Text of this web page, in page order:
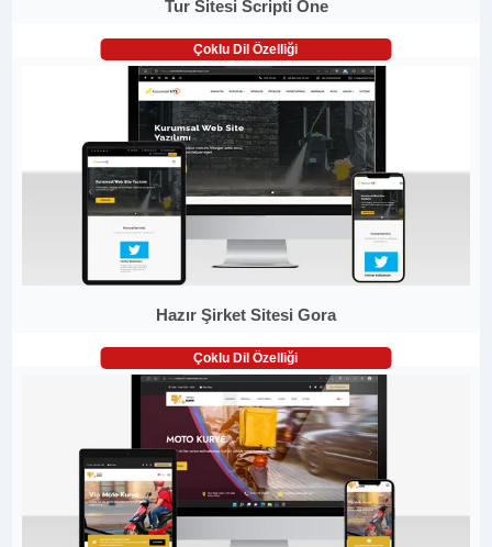
Tur Sitesi Scripti One
Çoklu Dil Özelliği
Hazır Şirket Sitesi Gora
Çoklu Dil Özelliği